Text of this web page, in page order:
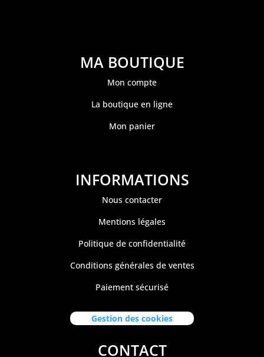
MA BOUTIQUE
Mon compte
La boutique en ligne
Mon panier
INFORMATIONS
Nous contacter
Mentions légales
Politique de confidentialité
Conditions générales de ventes
Paiement sécurisé
Gestion des cookies
CONTACT